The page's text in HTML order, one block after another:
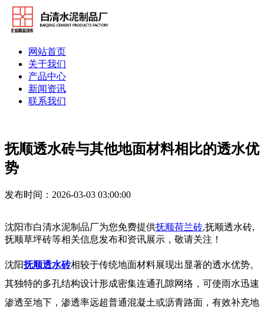
网站首页
关于我们
产品中心
新闻资讯
联系我们
抚顺透水砖与其他地面材料相比的透水优
势
发布时间：2026-03-03 03:00:00
沈阳市白清水泥制品厂为您免费提供抚顺荷兰砖,抚顺透水砖,
抚顺草坪砖等相关信息发布和资讯展示，敬请关注！
沈阳抚顺透水砖相较于传统地面材料展现出显著的透水优势。
其独特的多孔结构设计形成密集连通孔隙网络，可使雨水迅速
渗透至地下，渗透率远超普通混凝土或沥青路面，有效补充地